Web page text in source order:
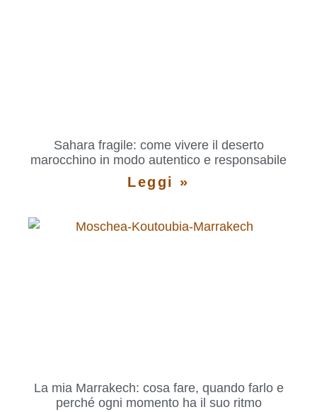
Sahara fragile: come vivere il deserto
marocchino in modo autentico e responsabile
Leggi »
La mia Marrakech: cosa fare, quando farlo e
perché ogni momento ha il suo ritmo